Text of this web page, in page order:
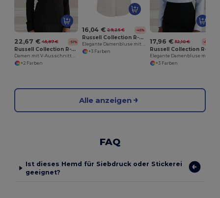
22,67 € 45,87 € -51%
Russell Collection R-710F-0
Damen mit V-Ausschnitt Strickpullover
+2 Farben
16,04 € 29,25 € -45%
Russell Collection R-933F-0
Elegante Damenbluse mit Oxford-Stil
+3 Farben
17,96 € 32,10 € -44%
+3 Farben
Alle anzeigen
FAQ
Ist dieses Hemd für Siebdruck oder Stickerei
geeignet?